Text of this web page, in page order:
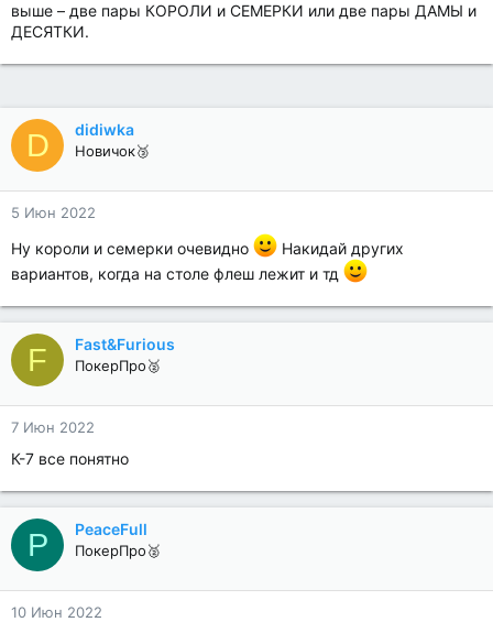
выше – две пары КОРОЛИ и СЕМЕРКИ или две пары ДАМЫ и
ДЕСЯТКИ.
D didiwka
Новичок🥉
5 Июн 2022
Ну короли и семерки очевидно
Накидай других
вариантов, когда на столе флеш лежит и тд
F Fast&Furious
ПокерПро🥈
7 Июн 2022
К-7 все понятно
P PeaceFull
ПокерПро🥈
10 Июн 2022